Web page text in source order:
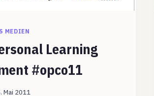
MEDIEN
Learning
#opco11
Mai 2011